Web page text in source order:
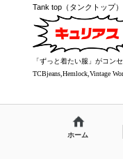
Tank top（タンクトップ）
「ずっと着たい服」がコン
TCBjeans,Hemlock,Vintage
ホーム